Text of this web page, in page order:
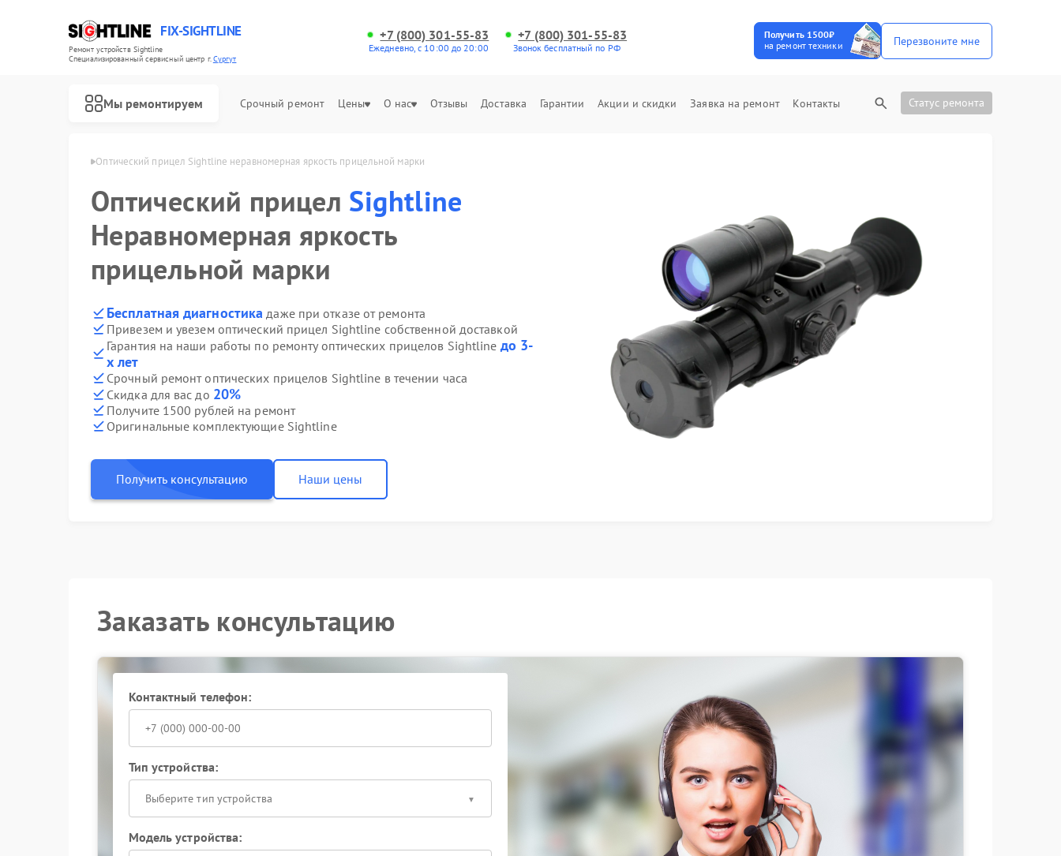
FIX-SIGHTLINE
Ремонт устройств Sightline
Специализированный cервисный центр г.Сургут
+7 (800) 301-55-83
Ежедневно, с 10:00 до 20:00
+7 (800) 301-55-83
Звонок бесплатный по РФ
Получить 1500₽
на ремонт техники
Перезвоните мне
Мы ремонтируем Срочный ремонт Цены О нас Отзывы Доставка Гарантии Акции и скидки Заявка на ремонт Контакты Статус ремонта
Sightline в Сургуте Оптический прицел Sightline неравномерная яркость прицельной марки
Оптический прицел Sightline
Неравномерная яркость
прицельной марки
Бесплатная диагностика даже при отказе от ремонта
Привезем и увезем оптический прицел Sightline собственной доставкой
Гарантия на наши работы по ремонту оптических прицелов Sightline до 3-
х лет
Срочный ремонт оптических прицелов Sightline в течении часа
Скидка для вас до 20%
Получите 1500 рублей на ремонт
Оригинальные комплектующие Sightline
Получить консультацию Наши цены
Заказать консультацию
Контактный телефон:
Тип устройства:
Выберите тип устройства
Модель устройства: